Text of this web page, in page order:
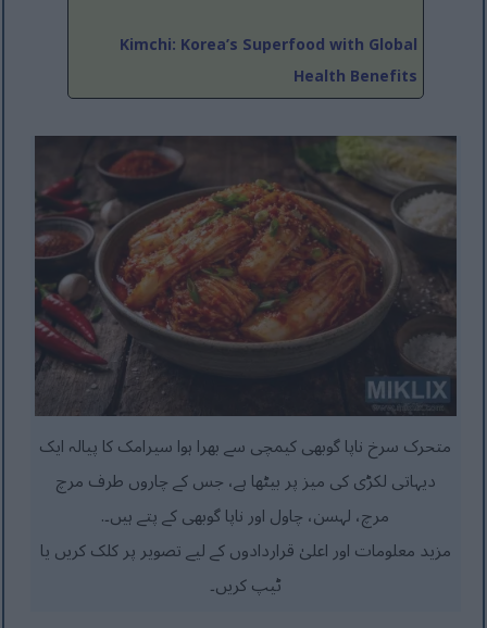
Kimchi: Korea’s Superfood with Global
Health Benefits
متحرک سرخ ناپا گوبھی کیمچی سے بھرا ہوا سیرامک کا پیالہ ایک
دیہاتی لکڑی کی میز پر بیٹھا ہے، جس کے چاروں طرف مرچ
مرچ، لہسن، چاول اور ناپا گوبھی کے پتے ہیں۔.
مزید معلومات اور اعلیٰ قراردادوں کے لیے تصویر پر کلک کریں یا
ٹیپ کریں۔